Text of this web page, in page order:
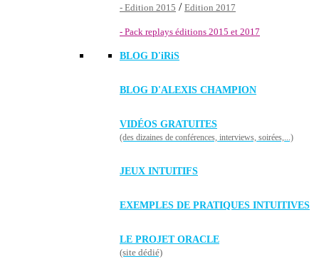
- Edition 2015 / Edition 2017
- Pack replays éditions 2015 et 2017
BLOG D'iRiS
BLOG D'ALEXIS CHAMPION
VIDÉOS GRATUITES
(des dizaines de conférences, interviews, soirées,...)
JEUX INTUITIFS
EXEMPLES DE PRATIQUES INTUITIVES
LE PROJET ORACLE
(site dédié)